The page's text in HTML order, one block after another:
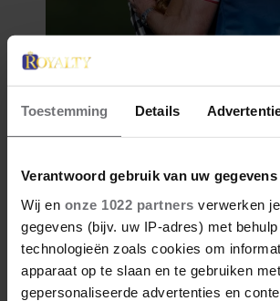
Toestemming Details
Verantwoord gebruik van uw gegevens
Wij en onze 1022 partners verwerken
gegevens (bijv. uw IP-adres) met
technologieën zoals cookies om
apparaat op te slaan en te gebruiken
gepersonaliseerde advertenties en